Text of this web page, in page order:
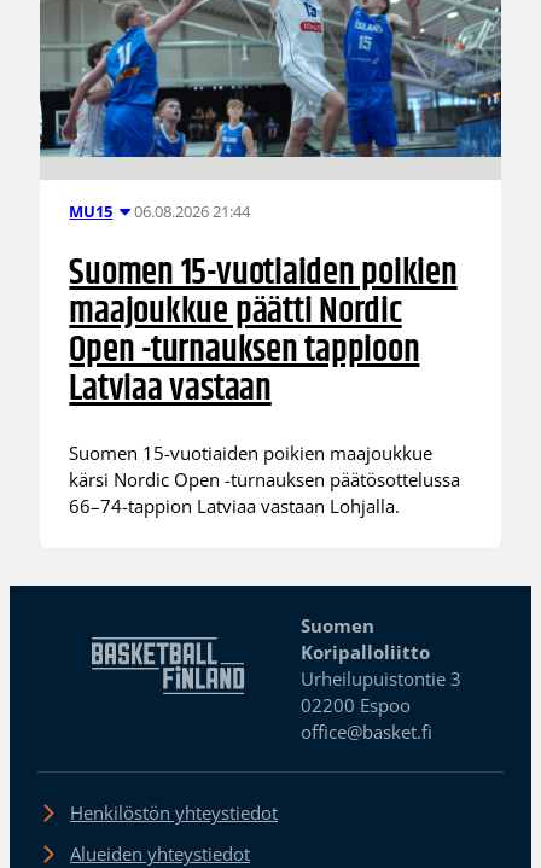
MU15 06.08.2026 21:44
Suomen 15-vuotiaiden poikien
maajoukkue päätti Nordic
Open -turnauksen tappioon
Latviaa vastaan
Suomen 15-vuotiaiden poikien maajoukkue
kärsi Nordic Open -turnauksen päätösottelussa
66–74-tappion Latviaa vastaan Lohjalla.
Suomen
Koripalloliitto
Urheilupuistontie 3
02200 Espoo
office@basket.fi
Henkilöstön yhteystiedot
Alueiden yhteystiedot